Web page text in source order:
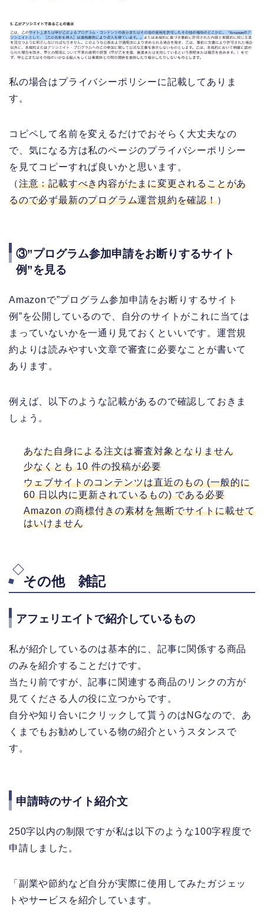
私の場合はプライバシーポリシーに記載してありま
す。
コピペして名前を変えるだけでおそらく大丈夫なの
で、気になる方は私のページのプライバシーポリシー
を見てコピーすれば良いかと思います。
（注意：記載すべき内容がたまに変更されることがあ
るので必ず最新のプログラム運営規約を確認！）
③”プログラム参加申請をお断りするサイト
例”を見る
Amazonで”プログラム参加申請をお断りするサイト
例”を公開しているので、自分のサイトがこれに当ては
まっていないかを一通り見ておくといいです。運営規
約よりは読みやすい文章で審査に必要なことが書いて
あります。
例えば、以下のような記載があるので確認しておきま
しょう。
あなた自身による注文は審査対象となりません
少なくとも 10 件の投稿が必要
ウェブサイトのコンテンツは直近のもの (一般的に
60 日以内に更新されているもの) である必要
Amazon の商標付きの素材を無断でサイトに載せて
はいけません
その他 雑記
アフェリエイトで紹介しているもの
私が紹介しているのは基本的に、記事に関係する商品
のみを紹介することだけです。
当たり前ですが、記事に関連する商品のリンクの方が
見てくださる人の役に立つからです。
自分や知り合いにクリックして貰うのはNGなので、あ
くまでもお勧めしている物の紹介というスタンスで
す。
申請時のサイト紹介文
250字以内の制限ですが私は以下のような100字程度で
申請しました。
「副業や節約など自分が実際に使用してみたガジェッ
トやサービスを紹介しています。